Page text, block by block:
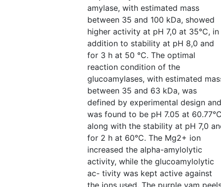
amylase, with estimated mass
between 35 and 100 kDa, showed
higher activity at pH 7,0 at 35°C, in
addition to stability at pH 8,0 and
for 3 h at 50 °C. The optimal
reaction condition of the
glucoamylases, with estimated
between 35 and 63 kDa, was
defined by experimental design and
was found to be pH 7.05 at
along with the stability at pH 7,0
for 2 h at 60°C. The Mg2+ ion
increased the alpha-amylolytic
activity, while the glucoamylolytic
ac- tivity was kept active against
the ions used. The purple yam